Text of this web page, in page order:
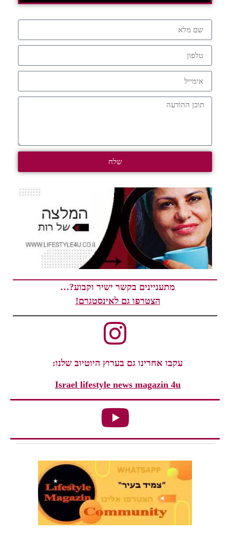
מתעניינים בקשר ישיר וקבוע?…
הצטרפו גם לאינסטגרם!
עקבו אחרינו גם בערוץ היוטיוב שלנו:
Israel lifestyle news magazin 4u